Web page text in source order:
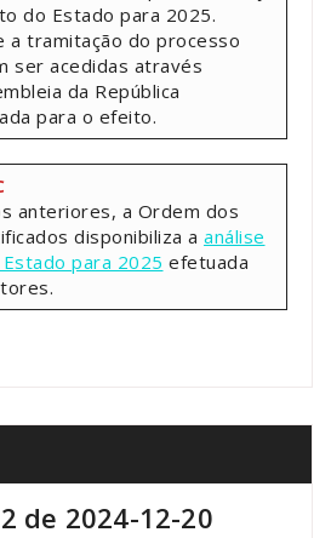
do Estado para 2025.
a tramitação do processo
ser acedidas através
da República
para o efeito.
anteriores, a Ordem dos
disponibiliza a análise
para 2025 efetuada
de 2024-12-20